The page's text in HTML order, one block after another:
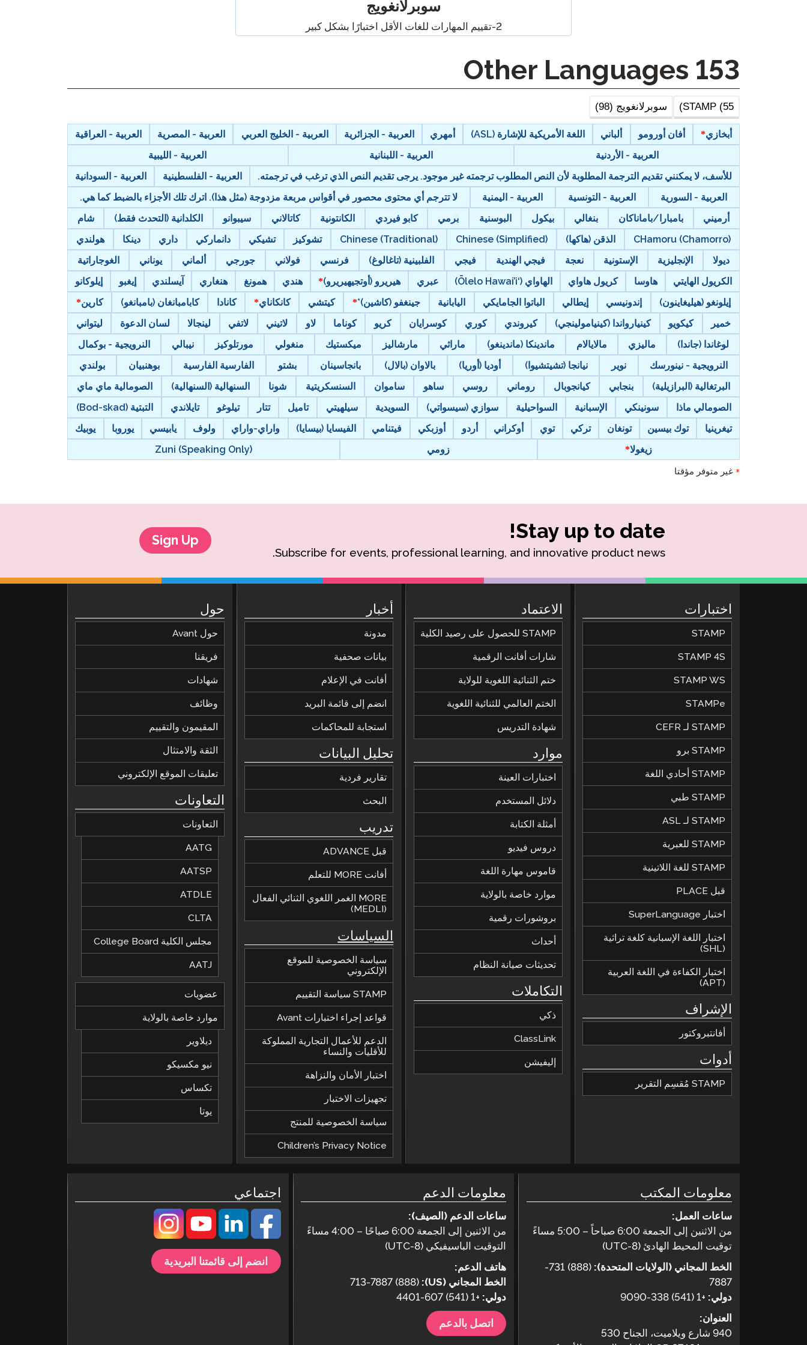
التأهيل الذكي
بودكاست
مدونة
سوبرلانغويج
2-تقييم المهارات للغات الأقل اختبارًا بشكل كبير
153
STAMP (55) سوبرلانغويج (98)
أبخازي أفان أورومو ألباني اللغة الأمريكية للإشارة (ASL) أمهري العربية - الجزائرية العربية - الخليج العربي العربية - المصرية
العربية - العراقية
العربية - الأردنية
العربية - اللبنانية
العربية - الليبية
للأسف، لا يمكنني تقديم الترجمة المطلوبة لأن النص المطلوب ترجمته غير موجود. يرجى تقديم النص الذي ترغب في ترجمته.
العربية - الفلسطينية
العربية - السودانية
العربية - السورية
العربية - التونسية العربية - اليمنية
لا تترجم أي محتوى محصور في أقواس مربعة مزدوجة (مثل هذا). اترك تلك الأجزاء بالضبط كما هي.
أرميني
بامبارا/باماناكان بنغالي بيكول البوسنية برمي كابو فيردي الكانتونية كاتالاني سيبوانو الكلدانية (التحدث فقط)
شام
CHamoru (Chamorro)
الذقن (هاكها) Chinese (Simplified)
Chinese (Traditional) تشوكيز تشيكي دانماركي داري دينكا
هولندي
ديولا
الإنجليزية الإستونية نعجة فيجي الهندية فيجي الفلبينية (تاغالوغ) فرنسي فولاني جورجي ألماني يوناني
الغوجاراتية
الكريول الهايتي
هاوسا كريول هاواي الهاواي (‘Ōlelo Hawai’i) عبري هيريرو (أوتجيهيريرو) هندي همونغ هنغاري آيسلندي إيغبو
إيلوكانو
إيلونغو (هيليغاينون)
إندونيسي إيطالي الباتوا الجامايكي اليابانية جينغفو (كاشين)* كيتشي كانكاناي كانادا كابامبانغان (بامبانغو)
كارين
خمير
كيكويو كينيارواندا (كينيامولينجي) كيروندي كوري كوسرايان كريو كوناما لاو لاتيني لاتفي لينجالا لسان الدعوة
ليتواني
لوغاندا (جاندا)
ماليزي مالايالام ماندينكا (ماندينغو) ماراثي مارشاليز ميكستيك منغولي مورتلوكيز نيبالي
النرويجية - بوكمال
النرويجية - نينورسك
نوير نيانجا (تشيتشيوا) أوديا (أوريا) بالاوان (بالال) بانجاسينان بشتو الفارسية الفارسية بوهنبيان
بولندي
البرتغالية (البرازيلية)
بنجابي كيانجوبال روماني روسي ساهو ساموان السنسكريتية شونا السنهالية (السنهالية)
الصومالية ماي ماي
الصومالي ماذا
سونينكي الإسبانية السواحيلية سوازي (سيسواتي) السويدية سيلهيتي تاميل تتار تيلوغو تايلاندي
التبتية (Bod-skad)
تيغرينيا
توك بيسين تونغان تركي توي أوكراني أردو أوزبكي فيتنامي الفيسايا (بيسايا) واراي-واراي ولوف يابيسي يوروبا
يوبيك
زيغولا
زومي Zuni (Speaking Only)
* غير متوفر مؤقتا
Stay up to date!
Subscribe for events, professional learning, and innovative product news.
Sign Up
اختبارات
STAMP
STAMP 4S
STAMP WS
STAMPe
STAMP لـ CEFR
STAMP برو
STAMP أحادي اللغة
STAMP طبي
STAMP لـ ASL
STAMP للعبرية
STAMP للغة اللاتينية
قبل PLACE
اختبار SuperLanguage
اختبار اللغة الإسبانية كلغة تراثية
(SHL)
اختبار الكفاءة في اللغة العربية
(APT)
الإشراف
أفانتبروكتور
أدوات
STAMP مُقسِم التقرير
الاعتماد
STAMP للحصول على رصيد الكلية
شارات أفانت الرقمية
ختم الثنائية اللغوية للولاية
الختم العالمي للثنائية اللغوية
شهادة التدريس
موارد
اختبارات العينة
دلائل المستخدم
أمثلة الكتابة
دروس فيديو
قاموس مهارة اللغة
موارد خاصة بالولاية
بروشورات رقمية
أحداث
تحديثات صيانة النظام
التكاملات
ذكي
ClassLink
إليفيشن
أخبار
مدونة
بيانات صحفية
أفانت في الإعلام
انضم إلى قائمة البريد
استجابة للمحاكمات
تحليل البيانات
تقارير فردية
البحث
تدريب
قبل ADVANCE
أفانت MORE للتعلم
MORE الغمر اللغوي الثنائي الفعال
(MEDLI)
السياسات
سياسة الخصوصية للموقع
الإلكتروني
STAMP سياسة التقييم
قواعد إجراء اختبارات Avant
الدعم للأعمال التجارية المملوكة
للأقليات والنساء
اختبار الأمان والنزاهة
تجهيزات الاختبار
سياسة الخصوصية للمنتج
Children’s Privacy Notice
حول
حول Avant
فريقنا
شهادات
وظائف
المقيمون والتقييم
الثقة والامتثال
تعليقات الموقع الإلكتروني
التعاونات
التعاونات
AATG
AATSP
ATDLE
CLTA
مجلس الكلية College Board
AATJ
عضويات
موارد خاصة بالولاية
ديلاوير
نيو مكسيكو
تكساس
يوتا
معلومات المكتب
ساعات العمل:
من الاثنين إلى الجمعة 6:00 صباحاً – 5:00 مساءً
توقيت المحيط الهادئ (UTC-8)
الخط المجاني (الولايات المتحدة):
(888) 731-
7887
دولي: +1 (541) 338-9090
العنوان:
940 شارع ويلاميت، الجناح 530
معلومات الدعم
ساعات الدعم (الصيف):
من الاثنين إلى الجمعة 6:00 صباحًا – 4:00 مساءً
التوقيت الباسيفيكي (UTC-8)
هاتف الدعم:
الخط المجاني (US):
(888) 713-7887
دولي: +1 (541) 607-4401
اتصل بالدعم
اجتماعي
انضم إلى قائمتنا البريدية